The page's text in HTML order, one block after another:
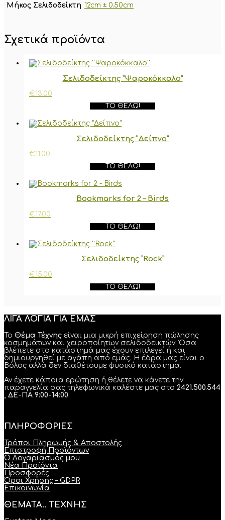
Μήκος Σελιδοδείκτη 12cm ± 0.50cm
Σχετικά προϊόντα
Σελιδοδείκτης ”Ψαροκόκκαλο”
€13.00
ΤΟ ΘΈΛΩ!
Σελιδοδείκτης “Δείπνο”
€11.00
ΤΟ ΘΈΛΩ!
Bookmarks for 2 – Birds
€17.00
ΤΟ ΘΈΛΩ!
Σελιδοδείκτης ”Rock”
€15.00
ΤΟ ΘΈΛΩ!
ΛΙΓΑ ΛΟΓΙΑ ΓΙΑ ΕΜΑΣ
Το Θέμα Τέχνης είναι μια μικρή επιχείρηση πώλησης
κοσμημάτων και χειροποίητων σελιδοδεικτών. Όσα
βλέπετε στο κατάστημά μας έχουν επιλεγεί ή και
δημιουργηθεί με αγάπη από εμάς. Η έδρα μας είναι ο
Βόλος αλλά δεν διαθέτουμε φυσικό κατάστημα.
Αν έχετε κάποια ερώτηση ή θέλετε να κάνετε την
παραγγελία σας τηλεφωνικά καλέστε μας στο 2421.500.544
, ΔΕ-ΠΑ 9:00-14:00.
ΠΛΗΡΟΦΟΡΙΕΣ
Τρόποι Πληρωμής & Αποστολής
Επιστροφή Προϊόντων
Ο Λογαριασμός μου
Νέα Προϊόντα
Προσφορές
Όροι Χρήσης – GDPR
Επικοινωνία
ΘΕΜΑΤΑ.. ΤΕΧΝΗΣ